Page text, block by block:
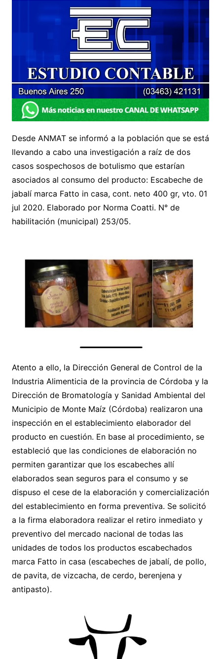
Desde ANMAT se informó a la población que se está
llevando a cabo una investigación a raíz de dos
casos sospechosos de botulismo que estarían
asociados al consumo del producto: Escabeche de
jabalí marca Fatto in casa, cont. neto 400 gr, vto. 01
jul 2020. Elaborado por Norma Coatti. N° de
habilitación (municipal) 253/05.
Atento a ello, la Dirección General de Control de la
Industria Alimenticia de la provincia de Córdoba y la
Dirección de Bromatología y Sanidad Ambiental del
Municipio de Monte Maíz (Córdoba) realizaron una
inspección en el establecimiento elaborador del
producto en cuestión. En base al procedimiento, se
estableció que las condiciones de elaboración no
permiten garantizar que los escabeches allí
elaborados sean seguros para el consumo y se
dispuso el cese de la elaboración y comercialización
del establecimiento en forma preventiva. Se solicitó
a la firma elaboradora realizar el retiro inmediato y
preventivo del mercado nacional de todas las
unidades de todos los productos escabechados
marca Fatto in casa (escabeches de jabalí, de pollo,
de pavita, de vizcacha, de cerdo, berenjena y
antipasto).